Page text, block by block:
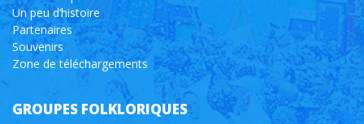
Un peu d’histoire
Partenaires
Souvenirs
Zone de téléchargements
GROUPES FOLKLORIQUES